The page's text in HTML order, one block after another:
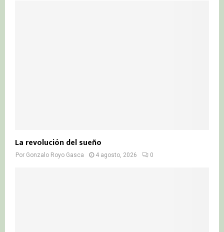
La revolución del sueño
Por Gonzalo Royo Gasca 4 agosto, 2026 0